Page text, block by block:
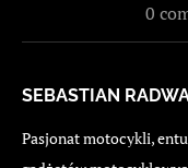
0
SEBASTIAN
Pasjonat motocykli,